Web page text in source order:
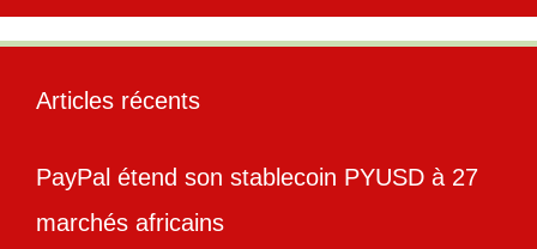
Articles récents
PayPal étend son stablecoin PYUSD à 27
marchés africains